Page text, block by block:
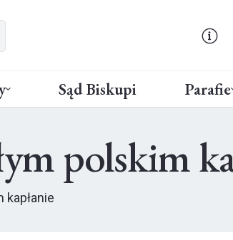
Sąd Biskupi Parafie
polskim
kapłanie